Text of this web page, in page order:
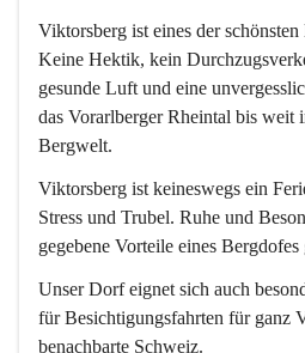
Viktorsberg ist eines der
Keine Hektik, kein
gesunde Luft und eine
das Vorarlberger Rheintal bis weit
Bergwelt.
Viktorsberg ist keineswegs ein
Stress und Trubel. Ruhe und
gegebene Vorteile eines Bergdofes
Unser Dorf eignet sich auch
für Besichtigungsfahrten für ganz
benachbarte Schweiz.